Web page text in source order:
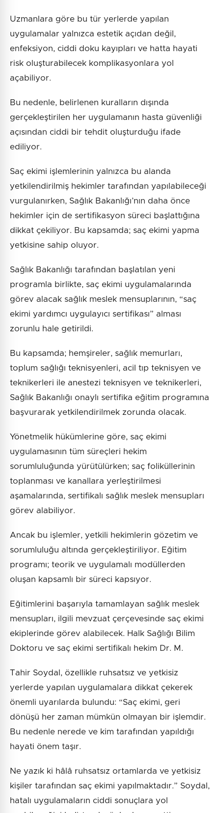
Uzmanlara göre bu tür yerlerde yapılan
uygulamalar yalnızca estetik açıdan değil,
enfeksiyon, ciddi doku kayıpları ve hatta hayati
risk oluşturabilecek komplikasyonlara yol
açabiliyor.
Bu nedenle, belirlenen kuralların dışında
gerçekleştirilen her uygulamanın hasta güvenliği
açısından ciddi bir tehdit oluşturduğu ifade
ediliyor.
Saç ekimi işlemlerinin yalnızca bu alanda
yetkilendirilmiş hekimler tarafından yapılabileceği
vurgulanırken, Sağlık Bakanlığı’nın daha önce
hekimler için de sertifikasyon süreci başlattığına
dikkat çekiliyor. Bu kapsamda; saç ekimi yapma
yetkisine sahip oluyor.
Sağlık Bakanlığı tarafından başlatılan yeni
programla birlikte, saç ekimi uygulamalarında
görev alacak sağlık meslek mensuplarının, “saç
ekimi yardımcı uygulayıcı sertifikası” alması
zorunlu hale getirildi.
Bu kapsamda; hemşireler, sağlık memurları,
toplum sağlığı teknisyenleri, acil tıp teknisyen ve
teknikerleri ile anestezi teknisyen ve teknikerleri,
Sağlık Bakanlığı onaylı sertifika eğitim programına
başvurarak yetkilendirilmek zorunda olacak.
Yönetmelik hükümlerine göre, saç ekimi
uygulamasının tüm süreçleri hekim
sorumluluğunda yürütülürken; saç foliküllerinin
toplanması ve kanallara yerleştirilmesi
aşamalarında, sertifikalı sağlık meslek mensupları
görev alabiliyor.
Ancak bu işlemler, yetkili hekimlerin gözetim ve
sorumluluğu altında gerçekleştiriliyor. Eğitim
programı; teorik ve uygulamalı modüllerden
oluşan kapsamlı bir süreci kapsıyor.
Eğitimlerini başarıyla tamamlayan sağlık meslek
mensupları, ilgili mevzuat çerçevesinde saç ekimi
ekiplerinde görev alabilecek. Halk Sağlığı Bilim
Doktoru ve saç ekimi sertifikalı hekim Dr. M.
Tahir Soydal, özellikle ruhsatsız ve yetkisiz
yerlerde yapılan uygulamalara dikkat çekerek
önemli uyarılarda bulundu: “Saç ekimi, geri
dönüşü her zaman mümkün olmayan bir işlemdir.
Bu nedenle nerede ve kim tarafından yapıldığı
hayati önem taşır.
Ne yazık ki hâlâ ruhsatsız ortamlarda ve yetkisiz
kişiler tarafından saç ekimi yapılmaktadır.” Soydal,
hatalı uygulamaların ciddi sonuçlara yol